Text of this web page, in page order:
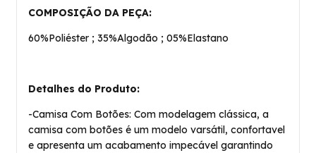
COMPOSIÇÃO DA PEÇA:
60%Poliéster ; 35%Algodão ; 05%Elastano
Detalhes do Produto:
-Camisa Com Botões: Com modelagem clássica, a
camisa com botões é um modelo varsátil, confortavel
e apresenta um acabamento impecável garantindo